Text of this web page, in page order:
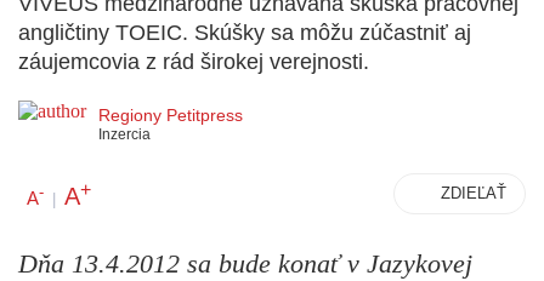
angličtiny TOEIC. Skúšky sa môžu zúčastniť aj
záujemcovia z rád širokej verejnosti.
Regiony Petitpress
Inzercia
A- | A+ ZDIEĽAŤ
Dňa 13.4.2012 sa bude konať v Jazykovej